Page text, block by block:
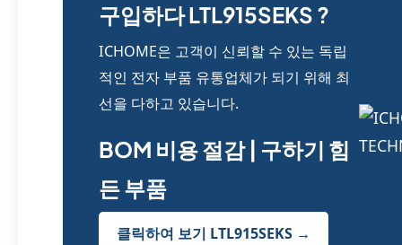
구입하다 LTL915SEKS ?
ICHOME은 고객이 신뢰할 수 있는 독립
적인 전자 부품 유통업체가 되기 위해 최
선을 다하고 있습니다.
BOM 비용 절감 | 구하기 힘
든 부품
클릭하여 보기 LTL915SEKS →